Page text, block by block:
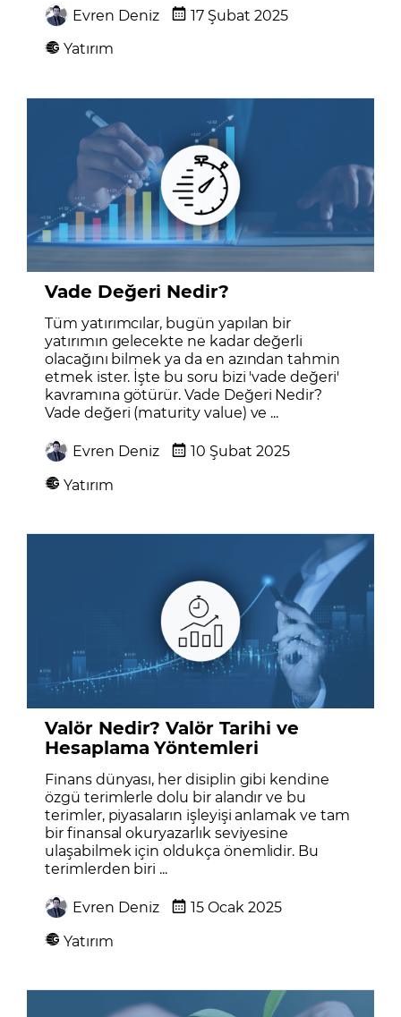
Evren Deniz
17 Şubat 2025
Yatırım
Vade Değeri Nedir?
Tüm yatırımcılar, bugün yapılan bir
yatırımın gelecekte ne kadar değerli
olacağını bilmek ya da en azından tahmin
etmek ister. İşte bu soru bizi 'vade değeri'
kavramına götürür. Vade Değeri Nedir?
Vade değeri (maturity value) ve ...
Evren Deniz
10 Şubat 2025
Yatırım
Valör Nedir? Valör Tarihi ve
Hesaplama Yöntemleri
Finans dünyası, her disiplin gibi kendine
özgü terimlerle dolu bir alandır ve bu
terimler, piyasaların işleyişi anlamak ve tam
bir finansal okuryazarlık seviyesine
ulaşabilmek için oldukça önemlidir. Bu
terimlerden biri ...
Evren Deniz
15 Ocak 2025
Yatırım